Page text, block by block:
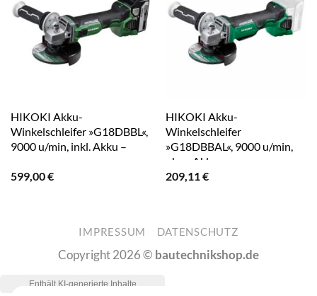
HIKOKI Akku-
Winkelschleifer »G18DBBL«,
9000 u/min, inkl. Akku –
599,00€
HIKOKI Akku-
Winkelschleifer
»G18DBBAL«, 9000 u/min,
ohne Akku – gruen
209,11€
IMPRESSUM DATENSCHUTZ
Copyright 2026 © bautechnikshop.de